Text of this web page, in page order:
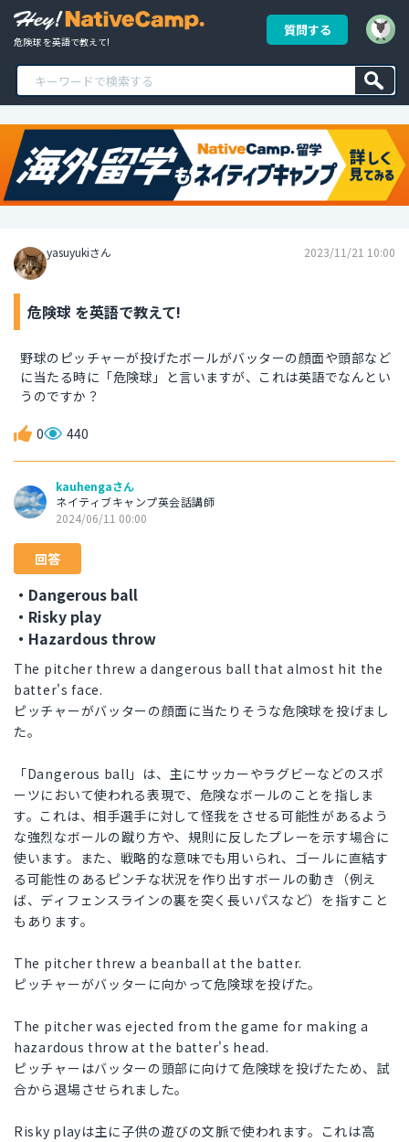
危険球 を英語で教えて!
質問する
yasuyukiさん 2023/11/21 10:00
危険球 を英語で教えて!
野球のピッチャーが投げたボールがバッターの顔面や頭部など
に当たる時に「危険球」と言いますが、これは英語でなんとい
うのですか？
0 440
kauhengaさん
ネイティブキャンプ英会話講師
2024/06/11 00:00
回答
・Dangerous ball
・Risky play
・Hazardous throw
The pitcher threw a dangerous ball that almost hit the
batter's face.
ピッチャーがバッターの顔面に当たりそうな危険球を投げまし
た。
「Dangerous ball」は、主にサッカーやラグビーなどのスポ
ーツにおいて使われる表現で、危険なボールのことを指しま
す。これは、相手選手に対して怪我をさせる可能性があるよう
な強烈なボールの蹴り方や、規則に反したプレーを示す場合に
使います。また、戦略的な意味でも用いられ、ゴールに直結す
る可能性のあるピンチな状況を作り出すボールの動き（例え
ば、ディフェンスラインの裏を突く長いパスなど）を指すこと
もあります。
The pitcher threw a beanball at the batter.
ピッチャーがバッターに向かって危険球を投げた。
The pitcher was ejected from the game for making a
hazardous throw at the batter's head.
ピッチャーはバッターの頭部に向けて危険球を投げたため、試
合から退場させられました。
Risky playは主に子供の遊びの文脈で使われます。これは高